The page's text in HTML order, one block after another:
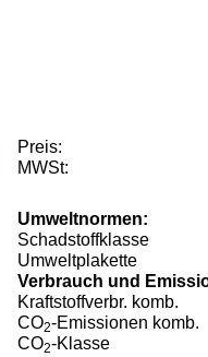
Preis:
MWSt:
Umweltnormen:
Schadstoffklasse
Umweltplakette
Verbrauch und
Kraftstoffverbr. komb.
CO2-Emissionen komb.
CO2-Klasse